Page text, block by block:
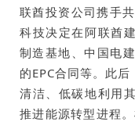
联酋投资公司携手
科技决定在阿联酋
制造基地、中国电
的EPC合同等。此
清洁、低碳地利用
推进能源转型进程